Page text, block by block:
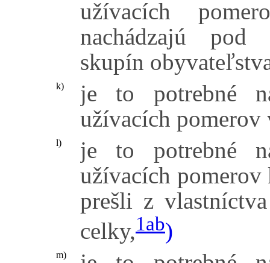
užívacích
nachádzajú pod
skupín
k)
je to potrebné
užívacích pomerov
l)
je to potrebné
užívacích pomerov
prešli z
celky,1ab)
m)